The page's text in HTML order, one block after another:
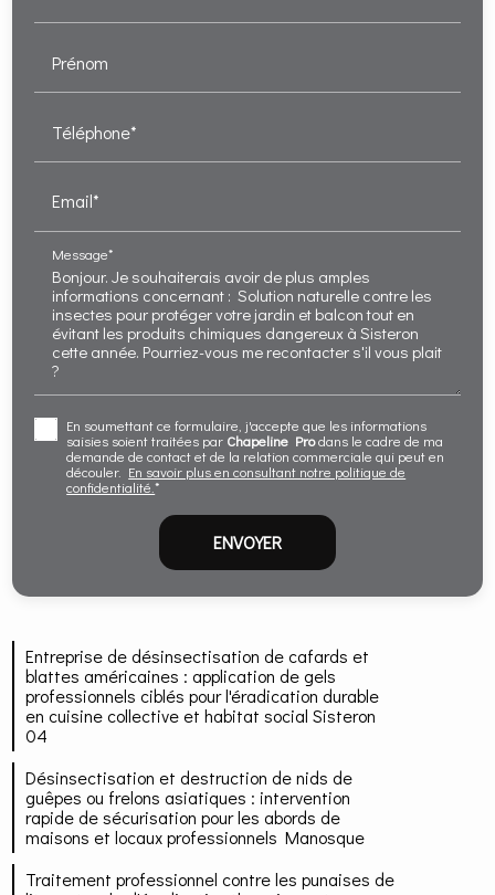
Prénom
Téléphone*
Email*
Message*
En soumettant ce formulaire, j'accepte que les informations
saisies soient traitées par Chapeline Prodans le cadre de ma
demande de contact et de la relation commerciale qui peut en
découler. En savoir plus en consultant notre politique de
confidentialité.*
Entreprise de désinsectisation de cafards et
blattes américaines : application de gels
professionnels ciblés pour l'éradication durable
en cuisine collective et habitat social Sisteron
04
Désinsectisation et destruction de nids de
guêpes ou frelons asiatiques : intervention
rapide de sécurisation pour les abords de
maisons et locaux professionnels Manosque
Traitement professionnel contre les punaises de